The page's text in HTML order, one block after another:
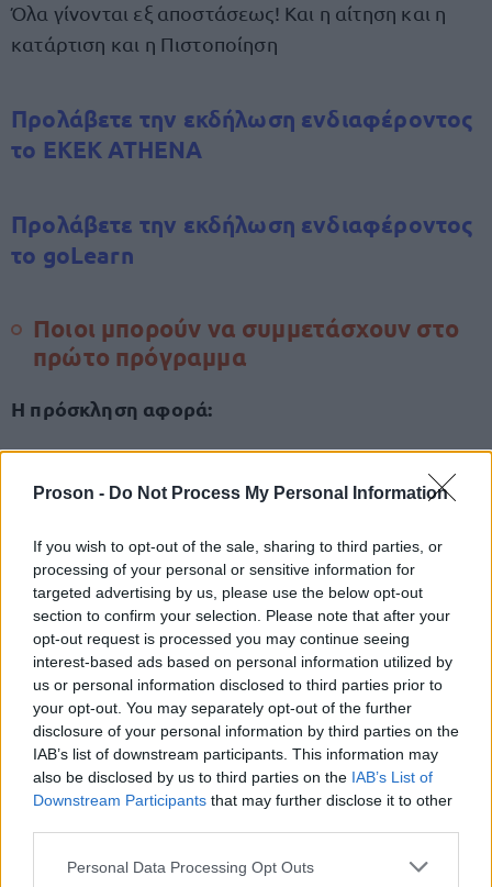
Proson - Do Not Process My Personal Information
If you wish to opt-out of the sale, sharing to third parties, or
processing of your personal or sensitive information for
targeted advertising by us, please use the below opt-out
section to confirm your selection. Please note that after your
opt-out request is processed you may continue seeing
interest-based ads based on personal information utilized by
us or personal information disclosed to third parties prior to
your opt-out. You may separately opt-out of the further
disclosure of your personal information by third parties on the
IAB’s list of downstream participants. This information may
also be disclosed by us to third parties on the IAB’s List of
Downstream Participants that may further disclose it to other
Please note that this website/app uses one or more Google
Personal Data Processing Opt Outs
Όλα γίνονται εξ αποστάσεως! Και η αίτηση και η
κατάρτιση και η Πιστοποίηση
Προλάβετε την εκδήλωση ενδιαφέροντος
το ΕΚΕΚ ATHENA
Προλάβετε την εκδήλωση ενδιαφέροντος
το goLearn
Ποιοι μπορούν να συμμετάσχουν στο
πρώτο πρόγραμμα
Η πρόσκληση αφορά:
Ανέργους και εργαζόμενους άνω των 18 ετών
Άτομα που δεν έχουν συμμετάσχει σε
ανάλογο πρόγραμμα της ΔΥΠΑ από το 2022
και μετά.
Άμεσα ξεκινάει και το voucher των
2000 ευρώ - Εκδηλώστε ενδιαφέρον
για να προλάβετε (εκεί είναι λιγότερες
οι θέσεις)
30.000 συμμετεχόντων με υψηλότερο εκπαιδευτικό